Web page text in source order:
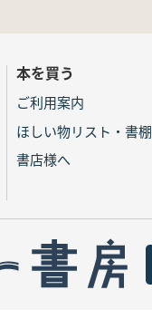
本を買う
ご利用案内
ほしい物リスト・書棚
書店様へ